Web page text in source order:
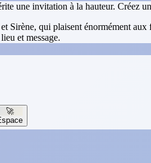
une invitation à la hauteur. Créez
Sirène, qui plaisent énormément
et message.
🚀